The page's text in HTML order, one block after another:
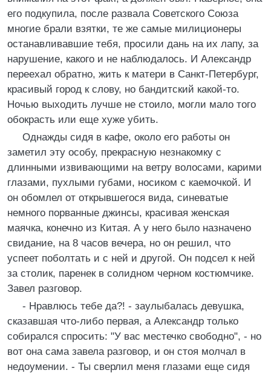
его подкупила, после развала Советского Союза
многие брали взятки, те же самые милиционеры
останавливавшие тебя, просили дань на их лапу, за
нарушение, какого и не наблюдалось. И Александр
переехал обратно, жить к матери в Санкт-Петербург,
красивый город к слову, но бандитский какой-то.
Ночью выходить лучше не стоило, могли мало того
обокрасть или еще хуже убить.
Однажды сидя в кафе, около его работы он
заметил эту особу, прекрасную незнакомку с
длинными извивающими на ветру волосами, карими
глазами, пухлыми губами, носиком с каемочкой. И
он обомлел от открывшегося вида, синеватые
немного порванные джинсы, красивая женская
маячка, конечно из Китая. А у него было назначено
свидание, на 8 часов вечера, но он решил, что
успеет поболтать и с ней и другой. Он подсел к ней
за столик, паренек в солидном черном костюмчике.
Завел разговор.
- Нравлюсь тебе да?! - заулыбалась девушка,
сказавшая что-либо первая, а Александр только
собирался спросить: "У вас местечко свободно", - но
вот она сама завела разговор, и он стоя молчал в
недоумении. - Ты сверлил меня глазами еще сидя